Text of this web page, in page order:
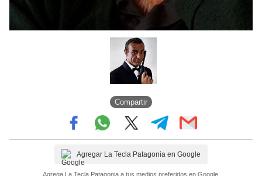
Compartir
Agregar La Tecla Patagonia en Google
Agrega La Tecla Patagonia a tus medios preferidos en Google.